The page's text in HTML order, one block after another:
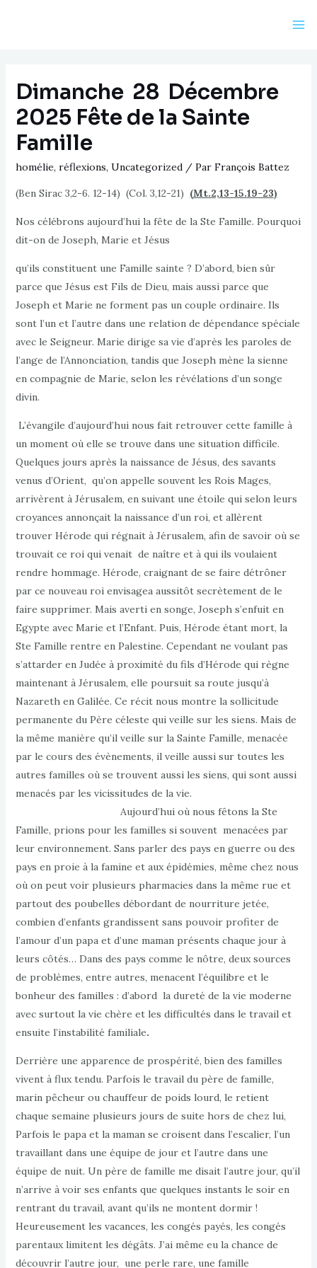
Dimanche 28 Décembre
2025 Fête de la Sainte
Famille
homélie, réflexions, Uncategorized/ Par François Battez
(Ben Sirac 3,2-6. 12-14) (Col. 3,12-21) (Mt.2,13-15.19-23)
Nos célébrons aujourd’hui la fête de la Ste Famille. Pourquoi
dit-on de Joseph, Marie et Jésus
qu’ils constituent une Famille sainte ? D’abord, bien sûr
parce que Jésus est Fils de Dieu, mais aussi parce que
Joseph et Marie ne forment pas un couple ordinaire. Ils
sont l’un et l’autre dans une relation de dépendance spéciale
avec le Seigneur. Marie dirige sa vie d’après les paroles de
l’ange de l’Annonciation, tandis que Joseph mène la sienne
en compagnie de Marie, selon les révélations d’un songe
divin.
L’évangile d’aujourd’hui nous fait retrouver cette famille à
un moment où elle se trouve dans une situation difficile.
Quelques jours après la naissance de Jésus, des savants
venus d’Orient, qu’on appelle souvent les Rois Mages,
arrivèrent à Jérusalem, en suivant une étoile qui selon leurs
croyances annonçait la naissance d’un roi, et allèrent
trouver Hérode qui régnait à Jérusalem, afin de savoir où se
trouvait ce roi qui venait de naître et à qui ils voulaient
rendre hommage. Hérode, craignant de se faire détrôner
par ce nouveau roi envisagea aussitôt secrètement de le
faire supprimer. Mais averti en songe, Joseph s’enfuit en
Egypte avec Marie et l’Enfant. Puis, Hérode étant mort, la
Ste Famille rentre en Palestine. Cependant ne voulant pas
s’attarder en Judée à proximité du fils d’Hérode qui règne
maintenant à Jérusalem, elle poursuit sa route jusqu’à
Nazareth en Galilée. Ce récit nous montre la sollicitude
permanente du Père céleste qui veille sur les siens. Mais de
la même manière qu’il veille sur la Sainte Famille, menacée
par le cours des évènements, il veille aussi sur toutes les
autres familles où se trouvent aussi les siens, qui sont aussi
menacés par les vicissitudes de la vie.
Aujourd’hui où nous fêtons la Ste
Famille, prions pour les familles si souvent menacées par
leur environnement. Sans parler des pays en guerre ou des
pays en proie à la famine et aux épidémies, même chez nous
où on peut voir plusieurs pharmacies dans la même rue et
partout des poubelles débordant de nourriture jetée,
combien d’enfants grandissent sans pouvoir profiter de
l’amour d’un papa et d’une maman présents chaque jour à
leurs côtés… Dans des pays comme le nôtre, deux sources
de problèmes, entre autres, menacent l’équilibre et le
bonheur des familles : d’abord la dureté de la vie moderne
avec surtout la vie chère et les difficultés dans le travail et
ensuite l’instabilité familiale.
Derrière une apparence de prospérité, bien des familles
vivent à flux tendu. Parfois le travail du père de famille,
marin pêcheur ou chauffeur de poids lourd, le retient
chaque semaine plusieurs jours de suite hors de chez lui,
Parfois le papa et la maman se croisent dans l’escalier, l’un
travaillant dans une équipe de jour et l’autre dans une
équipe de nuit. Un père de famille me disait l’autre jour, qu’il
n’arrive à voir ses enfants que quelques instants le soir en
rentrant du travail, avant qu’ils ne montent dormir !
Heureusement les vacances, les congés payés, les congés
parentaux limitent les dégâts. J’ai même eu la chance de
découvrir l’autre jour, une perle rare, une famille